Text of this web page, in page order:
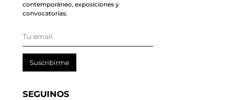
contemporáneo, exposiciones y
convocatorias.
Suscribirme
SEGUINOS